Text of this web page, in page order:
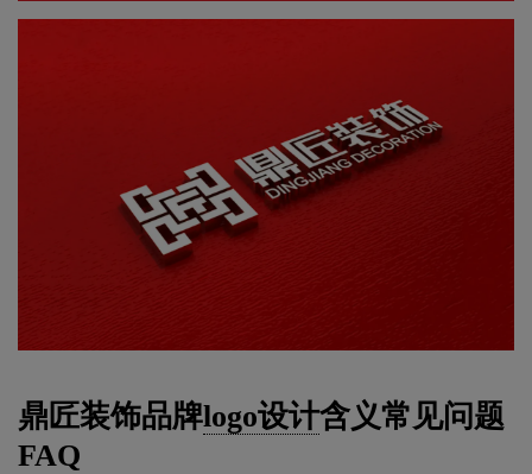
鼎匠装饰品牌logo设计含义常见问题
FAQ